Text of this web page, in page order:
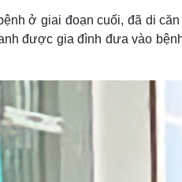
Ô tô
Xe máy
Tư vấn
Giải trí
Nghệ sĩ
ở giai đoạn cuối, đã di
được gia đình đưa vào